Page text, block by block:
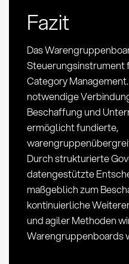
Fazit
Das
Steuerungsinstrument
Category
notwendige
Beschaffung und
ermöglicht fundierte,
Durch strukturierte
datengestützte
maßgeblich zum
kontinuierliche
und agiler Methoden
Warengruppenboards